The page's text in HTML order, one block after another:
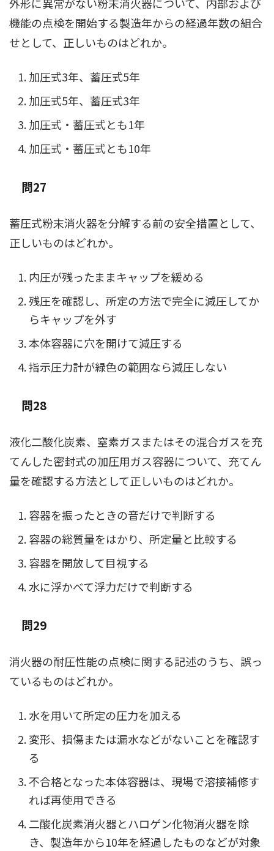
機能の点検を開始する製造年からの経過年数の組合
せとして、正しいものはどれか。
加圧式3年、蓄圧式5年
加圧式5年、蓄圧式3年
加圧式・蓄圧式とも1年
加圧式・蓄圧式とも10年
問27
蓄圧式粉末消火器を分解する前の安全措置として、
正しいものはどれか。
内圧が残ったままキャップを緩める
残圧を確認し、所定の方法で完全に減圧してか
らキャップを外す
本体容器に穴を開けて減圧する
指示圧力計が緑色の範囲なら減圧しない
問28
液化二酸化炭素、窒素ガスまたはその混合ガスを充
てんした密封式の加圧用ガス容器について、充てん
量を確認する方法として正しいものはどれか。
容器を振ったときの音だけで判断する
容器の総質量をはかり、所定量と比較する
容器を開放して目視する
水に浮かべて浮力だけで判断する
問29
消火器の耐圧性能の点検に関する記述のうち、誤っ
ているものはどれか。
水を用いて所定の圧力を加える
変形、損傷または漏水などがないことを確認す
る
不合格となった本体容器は、現場で溶接補修す
れば再使用できる
二酸化炭素消火器とハロゲン化物消火器を除
き、製造年から10年を経過したものなどが対象